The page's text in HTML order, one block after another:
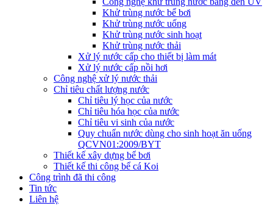
Khử trùng nước bể bơi
Khử trùng nước uống
Khử trùng nước sinh hoạt
Khử trùng nước thải
Xử lý nước cấp cho thiết bị làm mát
Xử lý nước cấp nồi hơi
Công nghệ xử lý nước thải
Chỉ tiêu chất lượng nước
Chỉ tiêu lý học của nước
Chỉ tiêu hóa học của nước
Chỉ tiêu vi sinh của nước
Quy chuẩn nước dùng cho sinh hoạt ăn uống
QCVN01:2009/BYT
Thiết kế xây dựng bể bơi
Thiết kế thi công bể cá Koi
Công trình đã thi công
Tin tức
Liên hệ